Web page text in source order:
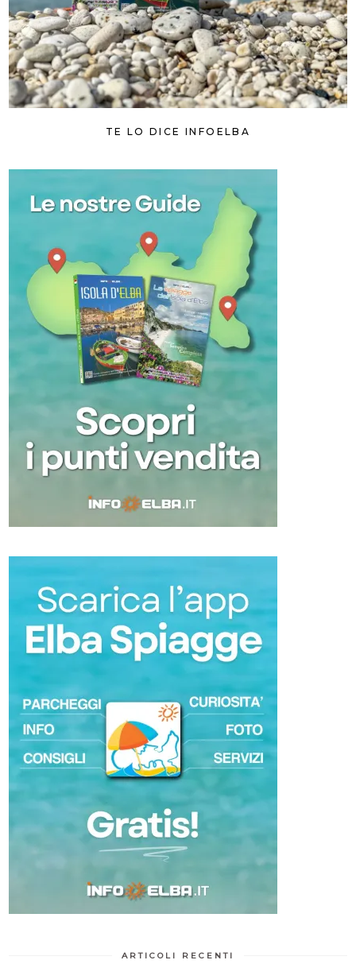
TE LO DICE INFOELBA
ARTICOLI RECENTI